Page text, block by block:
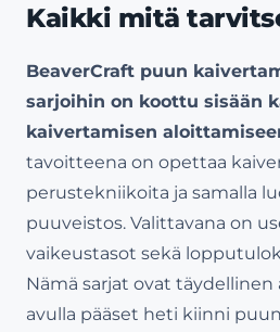
Kaikki mitä
BeaverCraft puun
sarjoihin on koottu sisään
kaivertamisen
tavoitteena on opettaa
perustekniikoita ja samalla
puuveistos. Valittavana on
vaikeustasot sekä
Nämä sarjat ovat täydellinen
avulla pääset heti kiinni